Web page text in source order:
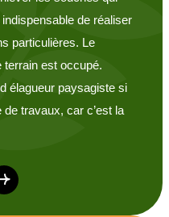
de réaliser
particulières. Le
terrain est occupé.
élagueur paysagiste si
travaux, car c’est la